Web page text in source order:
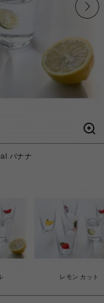
バナナ
レモン カット